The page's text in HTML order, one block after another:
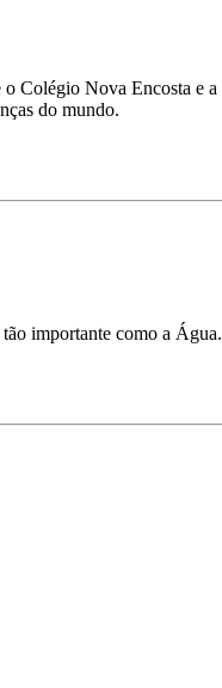
Nova Encosta e a
do mundo.
importante como a